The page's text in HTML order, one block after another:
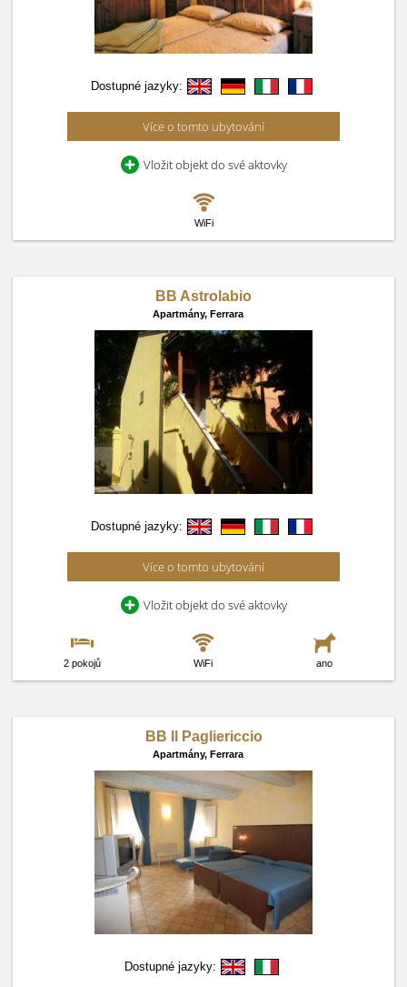
Dostupné jazyky:
Více o tomto ubytování
Vložit objekt do své aktovky
WiFi
BB Astrolabio
Apartmány, Ferrara
Dostupné jazyky:
Více o tomto ubytování
Vložit objekt do své aktovky
2 pokojů WiFi ano
BB Il Pagliericcio
Apartmány, Ferrara
Dostupné jazyky: